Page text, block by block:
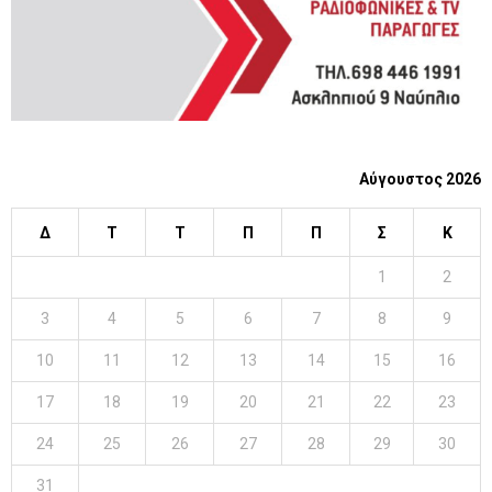
Αύγουστος 2026
Δ Τ Τ Π Π Σ Κ
1 2
3 4 5 6 7 8 9
10 11 12 13 14 15 16
17 18 19 20 21 22 23
24 25 26 27 28 29 30
31